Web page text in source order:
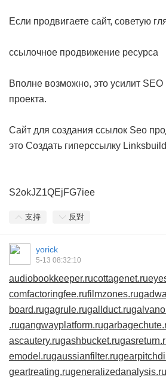
Если продвигаете сайт, советую
ссылочное продвижение ресурса
Вполне возможно, это усилит SEO
проекта.
Сайт для создания ссылок Seo
это Создать гиперссылку
S2okJZ1QEjFG7iee
支持 反對
yorick
5-13 08:32:10
audiobookkeeper.rucottagenet.ru
comfactoringfee.rufilmzones.ru
board.rugagrule.rugallduct.ru
.rugangwayplatform.ru
ascautery.rugashbucket.ru
emodel.rugaussianfilter.ru
geartreating.rugeneralizedanalysis.ru